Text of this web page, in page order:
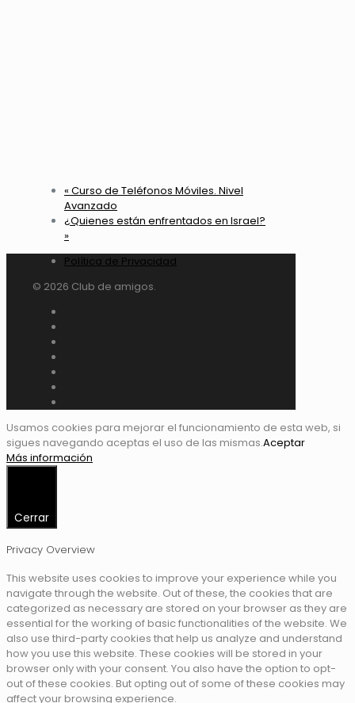
« Curso de Teléfonos Móviles. Nivel
Avanzado
¿Quienes están enfrentados en Israel?
»
Política de Privacidad
© 2026 Club de amigos.
Usamos cookies para mejorar el funcionamiento de esta web, si
sigues navegando aceptas el uso de las mismas.Aceptar
Más información
Cerrar
Privacy Overview
This website uses cookies to improve your experience while you
navigate through the website. Out of these, the cookies that are
categorized as necessary are stored on your browser as they are
essential for the working of basic functionalities of the website. We
also use third-party cookies that help us analyze and understand
how you use this website. These cookies will be stored in your
browser only with your consent. You also have the option to opt-
out of these cookies. But opting out of some of these cookies may
affect your browsing experience.